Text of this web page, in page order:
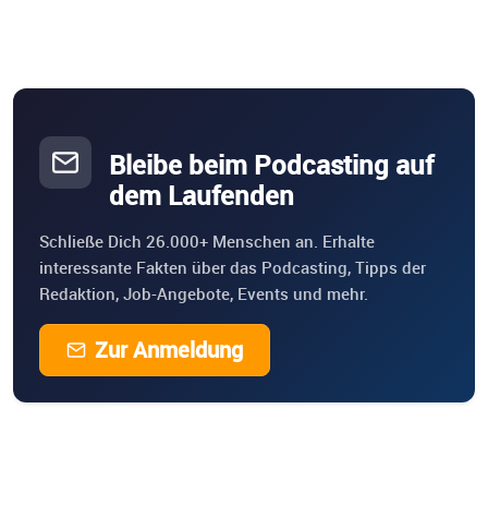
Bleibe beim Podcasting auf
dem Laufenden
Schließe Dich 26.000+ Menschen an. Erhalte
interessante Fakten über das Podcasting, Tipps der
Redaktion, Job-Angebote, Events und mehr.
Zur Anmeldung